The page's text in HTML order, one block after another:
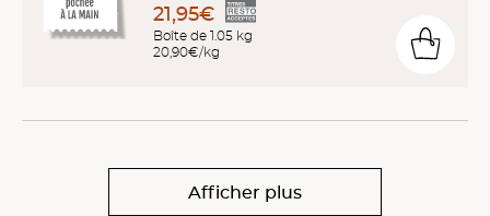
21,95€
Boîte de 1.05 kg
20,90€/kg
Afficher plus